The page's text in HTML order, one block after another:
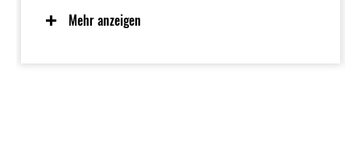
Fahrwerkskomponenten und das dynamische Ninja-
Styling des Vorgängermodells wurden beibehalten,
Mehr anzeigen